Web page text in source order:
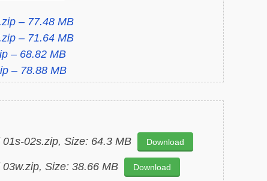
– 77.48 MB
– 71.64 MB
– 68.82 MB
– 78.88 MB
02s.zip, Size: 64.3 MB Download
Size: 38.66 MB Download